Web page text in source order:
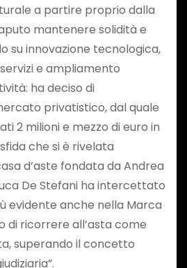
a partire proprio dalla
mantenere solidità e
su innovazione tecnologica,
e ampliamento
ha deciso di
privatistico, dal quale
2 milioni e mezzo di euro in
che si è rivelata
d’aste fondata da Andrea
De Stefani ha intercettato
evidente anche nella Marca
di ricorrere all’asta come
superando il concetto